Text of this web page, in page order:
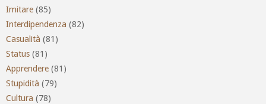
Imitare (85)
Interdipendenza (82)
Casualità (81)
Status (81)
Apprendere (81)
Stupidità (79)
Cultura (78)